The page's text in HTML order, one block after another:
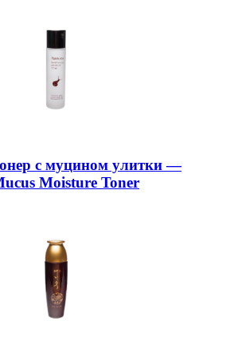
с муцином улитки —
Moisture Toner